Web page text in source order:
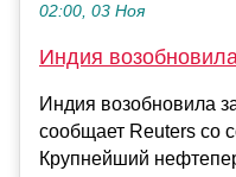
02:00, 03 Ноя
Индия
Индия возобновила
сообщает Reuters со
Крупнейший